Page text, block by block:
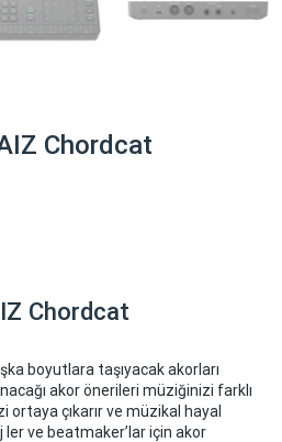
Chordcat
Chordcat
boyutlara taşıyacak akorları
akor önerileri müziğinizi farklı
ortaya çıkarır ve müzikal hayal
ve beatmaker’lar için akor